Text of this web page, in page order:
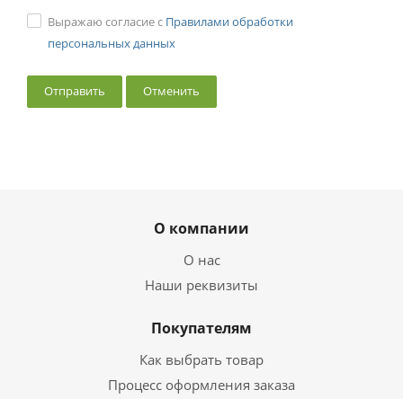
Выражаю согласие с Правилами обработки
персональных данных
Отменить
О компании
О нас
Наши реквизиты
Покупателям
Как выбрать товар
Процесс оформления заказа